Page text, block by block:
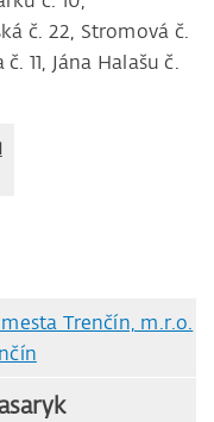
č. 22, Stromová č.
11, Jána Halašu č.
Trenčín, m.r.o.